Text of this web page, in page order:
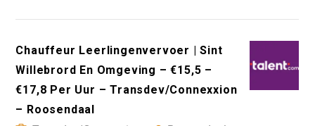
Chauffeur Leerlingenvervoer | Sint
Willebrord En Omgeving – €15,5 –
€17,8 Per Uur – Transdev/Connexxion
– Roosendaal